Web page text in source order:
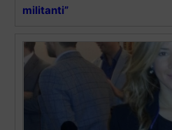
militanti”